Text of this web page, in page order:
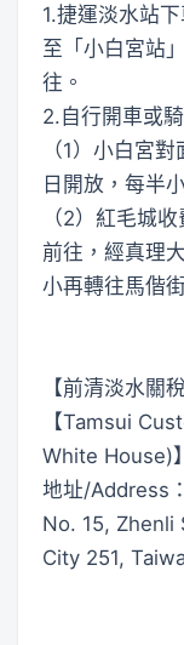
1.捷運淡水站
至「小白宮站
往。
2.自行開車或
（1）小白宮
日開放，每半
（2）紅毛城
前往，經真理
小再轉往馬偕
【前清淡水關
【Tamsui
White House)】
地址/Address
No. 15, Zhenli
City 251,